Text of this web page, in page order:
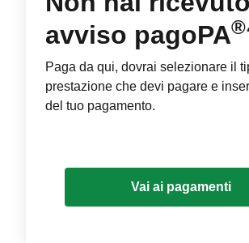
avviso pagoPA®
Paga da qui, dovrai selezionare il
prestazione che devi pagare e
del tuo pagamento.
Vai ai pagamenti